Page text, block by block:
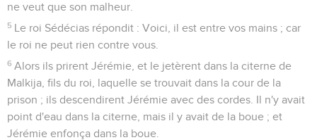
ne veut que son malheur.
5 Le roi Sédécias répondit : Voici, il est entre vos mains ; car
le roi ne peut rien contre vous.
6 Alors ils prirent Jérémie, et le jetèrent dans la citerne de
Malkija, fils du roi, laquelle se trouvait dans la cour de la
prison ; ils descendirent Jérémie avec des cordes. Il n'y avait
point d'eau dans la citerne, mais il y avait de la boue ; et
Jérémie enfonça dans la boue.